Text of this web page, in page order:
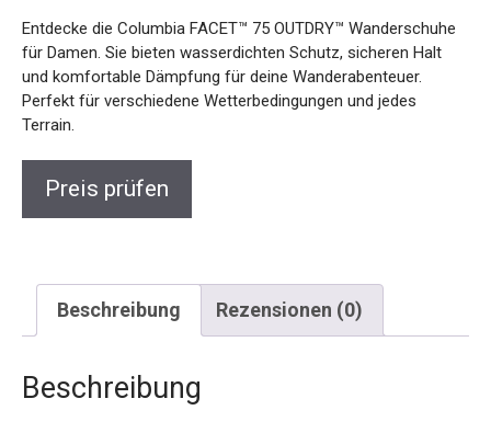
Wanderschuhe für Damen. Sie bieten wasserdichten
Schutz, sicheren Halt und komfortable Dämpfung für deine
Wanderabenteuer. Perfekt für verschiedene
Wetterbedingungen und jedes Terrain.
Beschreibung Rezensionen (0)
Beschreibung